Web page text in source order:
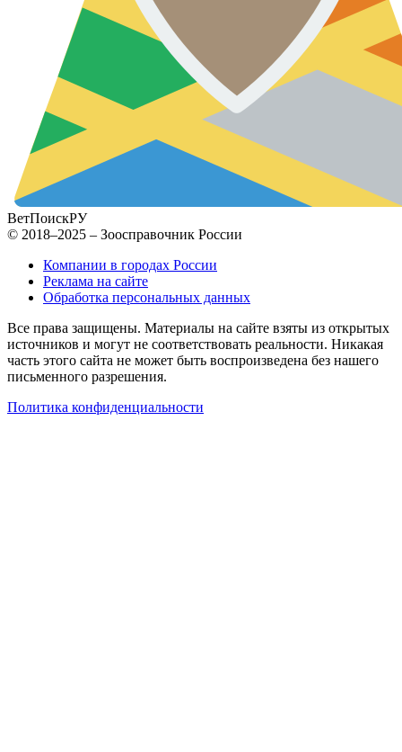
ВетПоискРУ
© 2018–2025 – Зоосправочник России
Компании в городах России
Реклама на сайте
Обработка персональных данных
Все права защищены. Материалы на сайте взяты из открытых
источников и могут не соответствовать реальности. Никакая
часть этого сайта не может быть воспроизведена без нашего
письменного разрешения.
Политика конфиденциальности